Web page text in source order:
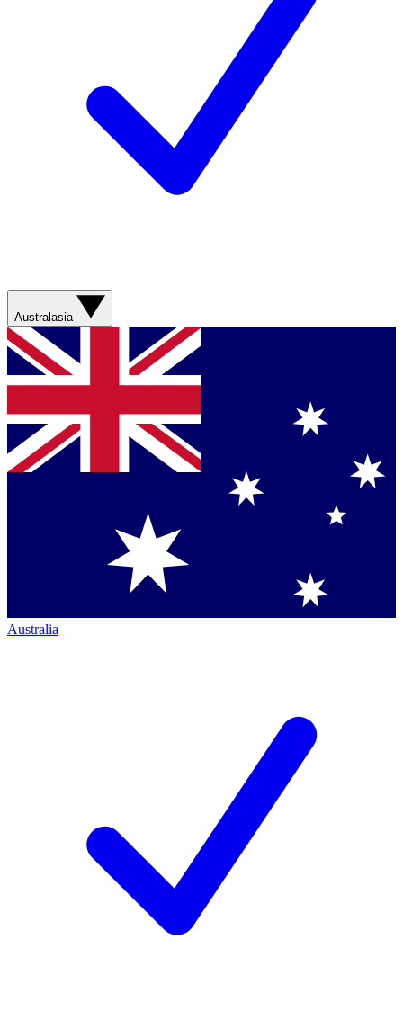
Australasia
Australia